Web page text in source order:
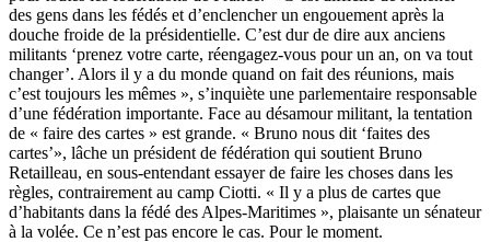
des gens dans les fédés et d’enclencher un engouement après la
douche froide de la présidentielle. C’est dur de dire aux anciens
militants ‘prenez votre carte, réengagez-vous pour un an, on va tout
changer’. Alors il y a du monde quand on fait des réunions, mais
c’est toujours les mêmes », s’inquiète une parlementaire responsable
d’une fédération importante. Face au désamour militant, la tentation
de « faire des cartes » est grande. « Bruno nous dit ‘faites des
cartes’», lâche un président de fédération qui soutient Bruno
Retailleau, en sous-entendant essayer de faire les choses dans les
règles, contrairement au camp Ciotti. « Il y a plus de cartes que
d’habitants dans la fédé des Alpes-Maritimes », plaisante un sénateur
à la volée. Ce n’est pas encore le cas. Pour le moment.